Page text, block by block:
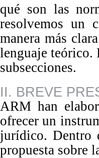
qué son las
resolvemos un
manera más
lenguaje teórico.
subsecciones.
II. BREVE
ARM han
ofrecer un
jurídico. Dentro
propuesta sobre